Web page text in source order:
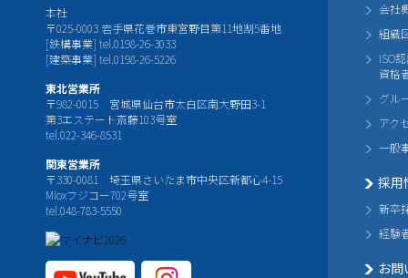
本社
〒025-0003 岩手県花巻市東宮野目第11地割5番地
[鉄構事業] tel.0198-26-3033
[建築事業] tel.0198-26-5226
東北営業所
〒982-0015 宮城県仙台市太白区南大野田3-1
第3エステート斎藤103号室
tel.022-346-8531
関東営業所
〒330-0081 埼玉県さいたま市中央区新都心4-15
Mioxフジコー702号室
tel.048-783-5550
会社
組織
ISO
資格
グル
アク
一般
採用
新卒
経験
お